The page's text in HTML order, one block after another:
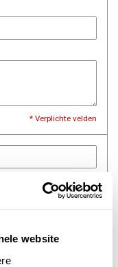
website
* Verplichte velden